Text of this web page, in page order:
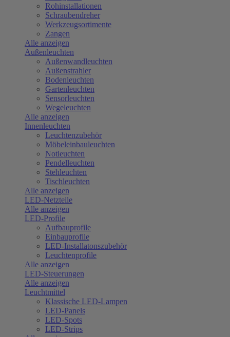
Rohinstallationen
Schraubendreher
Werkzeugsortimente
Zangen
Alle anzeigen
Außenleuchten
Außenwandleuchten
Außenstrahler
Bodenleuchten
Gartenleuchten
Sensorleuchten
Wegeleuchten
Alle anzeigen
Innenleuchten
Leuchtenzubehör
Möbeleinbauleuchten
Notleuchten
Pendelleuchten
Stehleuchten
Tischleuchten
Alle anzeigen
LED-Netzteile
Alle anzeigen
LED-Profile
Aufbauprofile
Einbauprofile
LED-Installatonszubehör
Leuchtenprofile
Alle anzeigen
LED-Steuerungen
Alle anzeigen
Leuchtmittel
Klassische LED-Lampen
LED-Panels
LED-Spots
LED-Strips